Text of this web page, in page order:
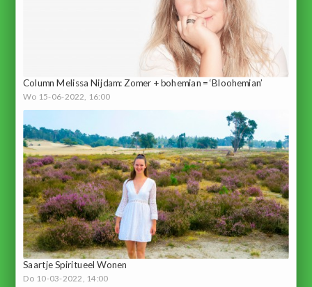
Column Melissa Nijdam: Zomer + bohemian = ‘Bloohemian’
Wo 15-06-2022, 16:00
Saartje Spiritueel Wonen
Do 10-03-2022, 14:00